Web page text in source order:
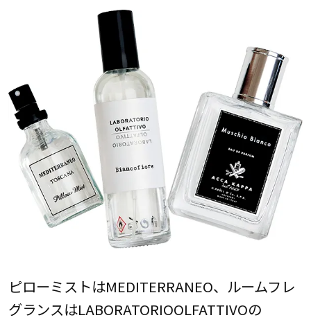
ピローミストはMEDITERRANEO、ルームフレ
グランスはLABORATORIOOLFATTIVOの